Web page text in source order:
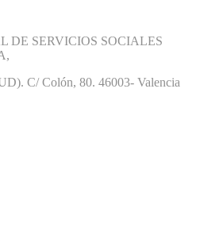
DE SERVICIOS SOCIALES
C/ Colón, 80. 46003- Valencia